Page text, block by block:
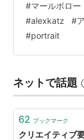
アウトされた
ト、正面だっ
てますが、なん
#マールボロー
#alexkatz #
#portrait
ネットで話題
62 ブックマーク
クリエイティブ